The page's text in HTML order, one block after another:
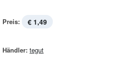
Preis: € 1,49
Händler: tegut